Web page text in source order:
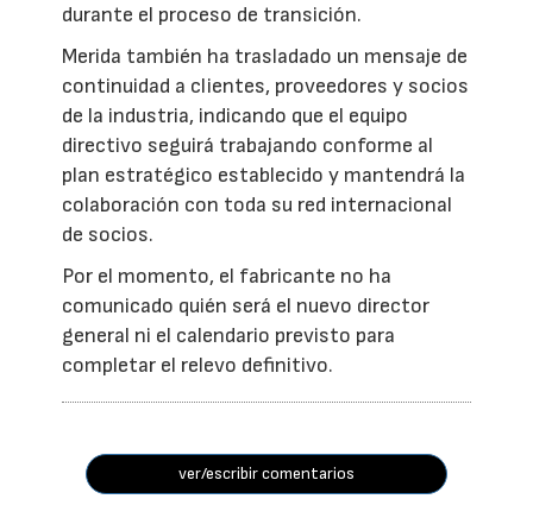
durante el proceso de transición.
Merida también ha trasladado un mensaje de
continuidad a clientes, proveedores y socios
de la industria, indicando que el equipo
directivo seguirá trabajando conforme al
plan estratégico establecido y mantendrá la
colaboración con toda su red internacional
de socios.
Por el momento, el fabricante no ha
comunicado quién será el nuevo director
general ni el calendario previsto para
completar el relevo definitivo.
ver/escribir comentarios